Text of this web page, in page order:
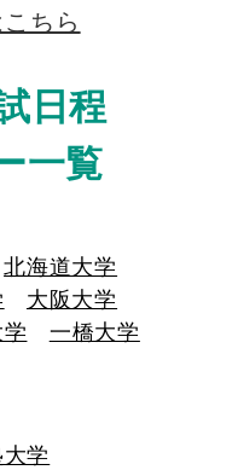
ちら
日程
一覧
北海道大学
大阪大学
一橋大学
学